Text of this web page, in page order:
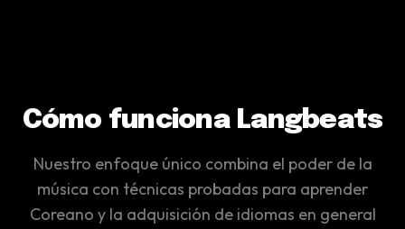
Cómo funciona Langbeats
Nuestro enfoque único combina el poder de la
música con técnicas probadas para aprender
Coreano y la adquisición de idiomas en general